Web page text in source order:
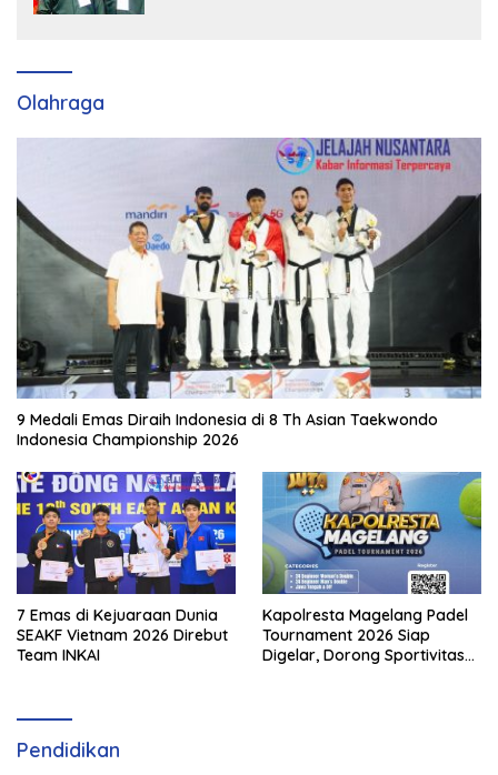
Olahraga
9 Medali Emas Diraih Indonesia di 8 Th Asian Taekwondo
Indonesia Championship 2026
7 Emas di Kejuaraan Dunia
SEAKF Vietnam 2026 Direbut
Team INKAI
Kapolresta Magelang Padel
Tournament 2026 Siap
Digelar, Dorong Sportivitas
Pendidikan